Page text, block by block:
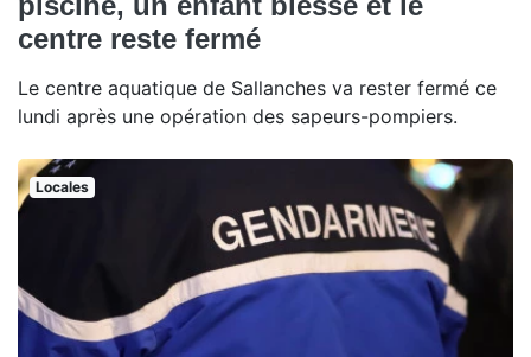
centre reste fermé
Le centre aquatique de Sallanches va rester fermé ce
lundi après une opération des sapeurs-pompiers.
Locales